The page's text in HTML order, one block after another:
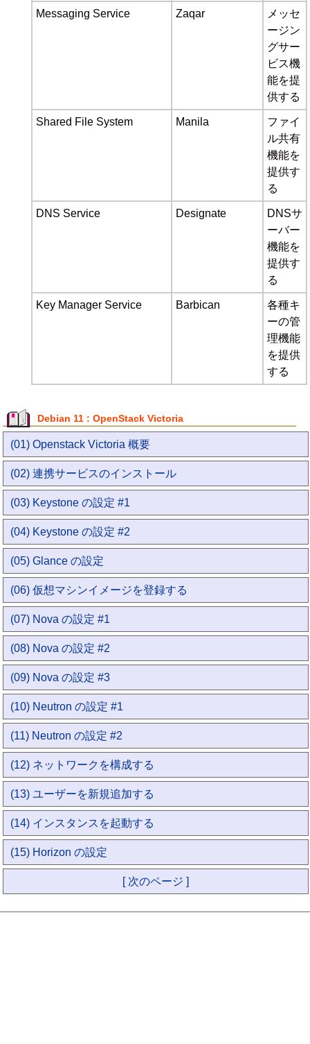
Messaging Service Zaqar
メッセ
ージン
グサー
ビス機
能を提
供する
Shared File System Manila
ファイ
ル共有
機能を
提供す
る
DNS Service Designate
DNSサ
ーバー
機能を
提供す
る
Key Manager Service Barbican
各種キ
ーの管
理機能
を提供
する
Debian 11 : OpenStack Victoria
(01) Openstack Victoria 概要
(02) 連携サービスのインストール
(03) Keystone の設定 #1
(04) Keystone の設定 #2
(05) Glance の設定
(06) 仮想マシンイメージを登録する
(07) Nova の設定 #1
(08) Nova の設定 #2
(09) Nova の設定 #3
(10) Neutron の設定 #1
(11) Neutron の設定 #2
(12) ネットワークを構成する
(13) ユーザーを新規追加する
(14) インスタンスを起動する
(15) Horizon の設定
[ 次のページ ]